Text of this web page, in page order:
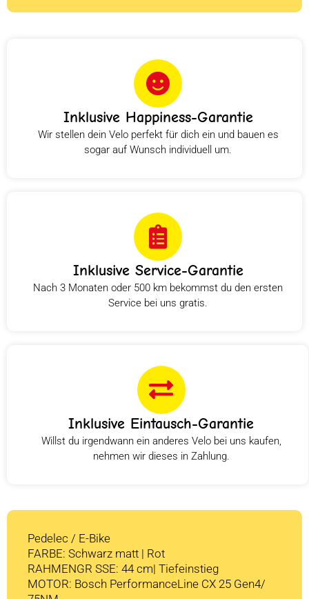
Inklusive Happiness-Garantie
Wir stellen dein Velo perfekt für dich ein und bauen es
sogar auf Wunsch individuell um.
Inklusive Service-Garantie
Nach 3 Monaten oder 500 km bekommst du den ersten
Service bei uns gratis.
Inklusive Eintausch-Garantie
Willst du irgendwann ein anderes Velo bei uns kaufen,
nehmen wir dieses in Zahlung.
Pedelec / E-Bike
FARBE: Schwarz matt | Rot
RAHMENGR SSE: 44 cm| Tiefeinstieg
MOTOR: Bosch PerformanceLine CX 25 Gen4/